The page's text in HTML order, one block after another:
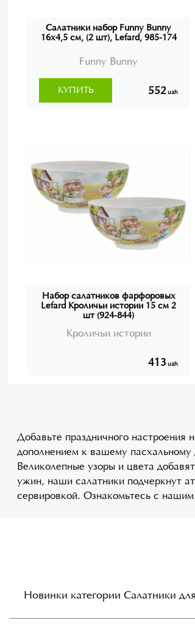
Салатники набор Funny Bunny
16x4,5 см, (2 шт), Lefard, 985-174
Funny Bunny
552uah
КУПИТЬ
Набор салатников фарфоровых
Lefard Кроличьи истории 15 см 2
шт (924-844)
Кроличьи истории
413 uah
Добавьте праздничного
дополнением к вашему пасхальному
Великолепные узоры и цвета
ужин, наши салатники подчеркнут
сервировкой. Ознакомьтесь с
Новинки категории Салатники